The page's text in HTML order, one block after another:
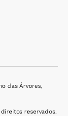
das Árvores,
direitos reservados.